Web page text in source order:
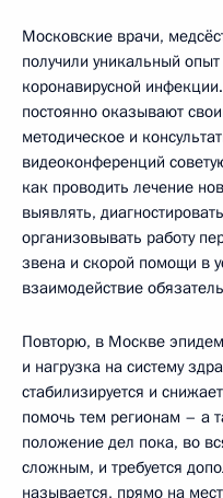
Московские врачи,
получили уникальный
коронавирусной
постоянно оказывают
методическое и
видеоконференций
как проводить лечение
выявлять,
организовывать работу
звена и скорой помощи в
взаимодействие
Повторю, в Москве
и нагрузка на систему
стабилизируется и
помочь тем регионам – а
положение дел пока, во
сложным, и требуется
называется, прямо на